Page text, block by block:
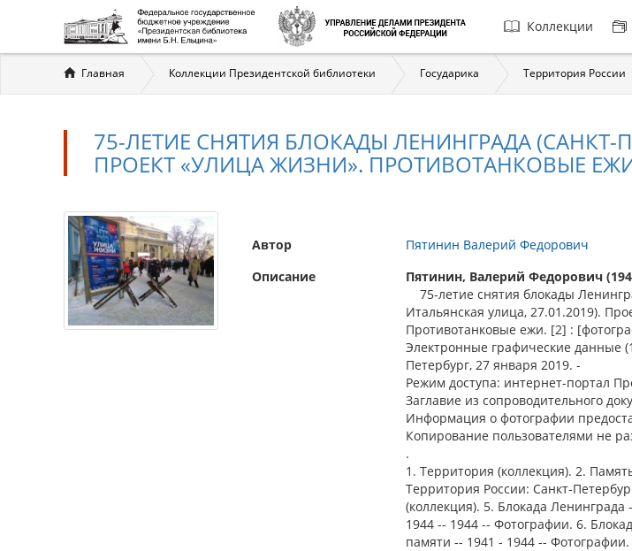
Главная
навигация
Коллекции
Вы
здесь
Главная Коллекции Президентской библиотеки Государика Территория России
75-ЛЕТИЕ СНЯТИЯ БЛОКАДЫ ЛЕНИНГРАДА (САНКТ-
ПРОЕКТ «УЛИЦА ЖИЗНИ». ПРОТИВОТАНКОВЫЕ
Автор
Пятинин Валерий Федорович
Описание
Пятинин, Валерий Федорович
75-летие снятия блокады
Итальянская улица, 27.01.2019).
Противотанковые ежи. [2] :
Электронные графические данные
Петербург, 27 января 2019. -
Режим доступа: интернет-портал
Заглавие из сопроводительного
Информация о фотографии
Копирование пользователями не
.
1. Территория (коллекция). 2.
Территория России: Санкт-
(коллекция). 5. Блокада
1944 -- 1944 -- Фотографии. 6.
памяти -- 1941 - 1944 --